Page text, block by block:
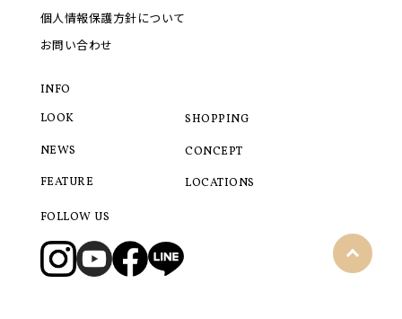
個人情報保護方針について
お問い合わせ
INFO
LOOK
NEWS
FEATURE
SHOPPING
CONCEPT
LOCATIONS
FOLLOW US